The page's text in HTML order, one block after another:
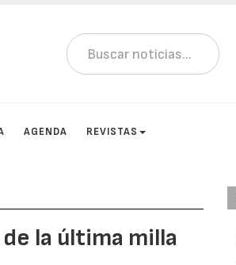
AGENDA REVISTAS
la última milla